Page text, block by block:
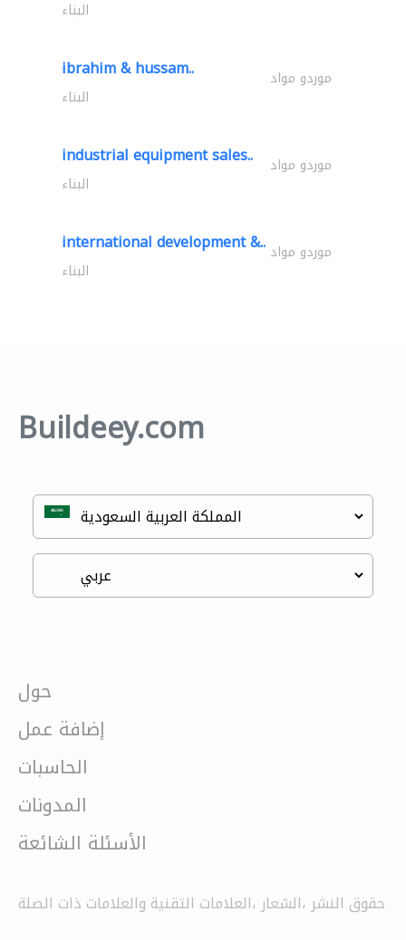
البناء
ibrahim & hussam.. موردو مواد
البناء
industrial equipment sales.. موردو مواد
البناء
international development &.. موردو مواد
البناء
Buildeey.com
حول
إضافة عمل
الحاسبات
المدونات
الأسئلة الشائعة
حقوق النشر ،الشعار ،العلامات التقنية والعلامات ذات الصلة